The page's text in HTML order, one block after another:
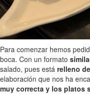
Para comenzar hemos
boca. Con un formato
salado, pues está relleno
elaboración que nos ha
muy correcta y los platos